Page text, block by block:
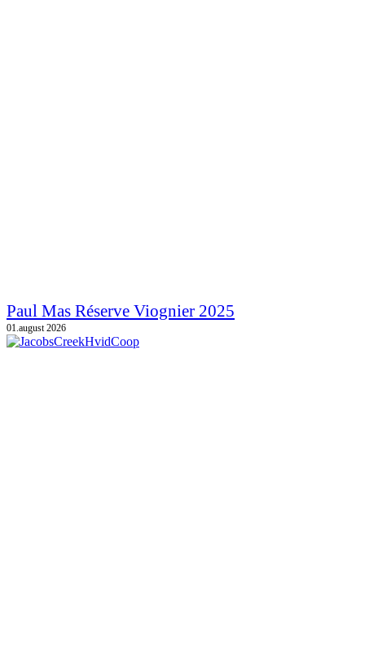
Paul Mas Réserve Viognier 2025
01.august 2026